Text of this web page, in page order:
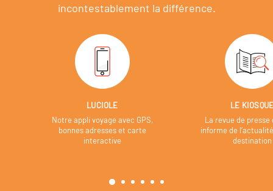
incontestablement la différence.
LUCIOLE
Notre appli voyage avec GPS,
bonnes adresses et carte
interactive
LE
La revue de presse
informe de
destination